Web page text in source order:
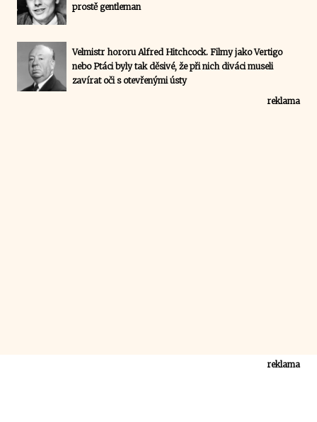
prostě gentleman
Velmistr hororu Alfred Hitchcock. Filmy jako Vertigo
nebo Ptáci byly tak děsivé, že při nich diváci museli
zavírat oči s otevřenými ústy
reklama
reklama